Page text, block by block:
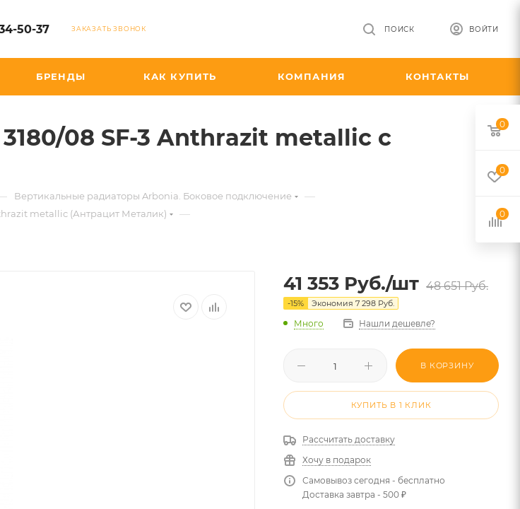
50-37 ЗАКАЗАТЬ ЗВОНОК ВОЙТИ
ПОИСК
БРЕНДЫ КАК КУПИТЬ КОМПАНИЯ КОНТАКТЫ
08 SF-3 Anthrazit metallic с
Вертикальные радиаторы Arbonia. Боковое подключение —
metallic (Антрацит Металик) —
41 353 Руб./шт 48 651Руб.
-15% Экономия 7 298 Руб.
Много Нашли дешевле?
В КОРЗИНУ
КУПИТЬ В 1 КЛИК
Рассчитать доставку
Хочу в подарок
Самовывоз сегодня - бесплатно
Доставка завтра - 500 ₽
0
0
0